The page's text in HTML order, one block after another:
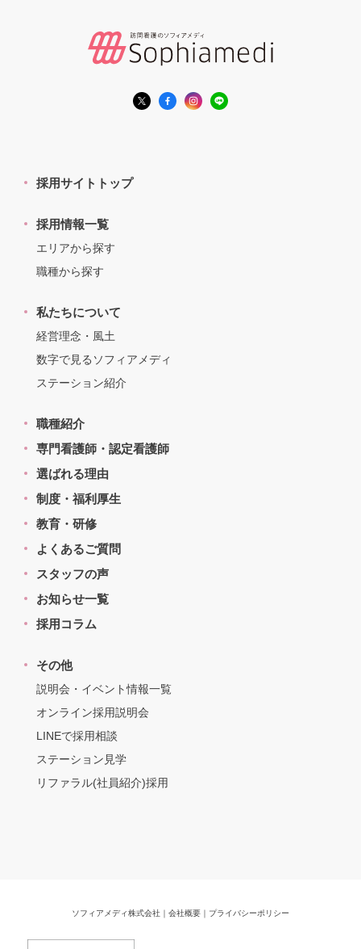
採用サイトトップ
採用情報一覧
エリアから探す
職種から探す
私たちについて
経営理念・風土
数字で見るソフィアメディ
ステーション紹介
職種紹介
専門看護師・認定看護師
選ばれる理由
制度・福利厚生
教育・研修
よくあるご質問
スタッフの声
お知らせ一覧
採用コラム
その他
説明会・イベント情報一覧
オンライン採用説明会
LINEで採用相談
ステーション見学
リファラル(社員紹介)採用
ソフィアメディ株式会社 ｜ 会社概要 ｜ プライバシーポリシー